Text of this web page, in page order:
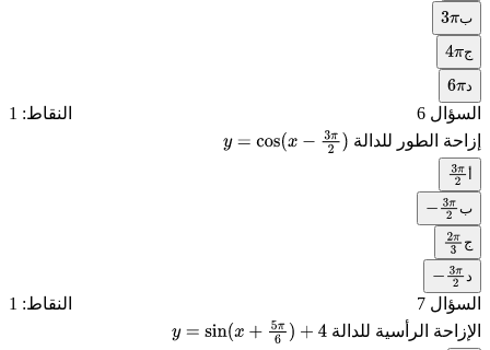
ب
3π
ج
4π
6π
السؤال 6
النقاط: 1
إزاحة الطور للدالة
y =cos(x−3 )
3π
2
ب 3π2
ج 2π
3
3π2
السؤال 7
النقاط: 1
الإزاحة الرأسية للدالة
y=sin(x+5 π + 4